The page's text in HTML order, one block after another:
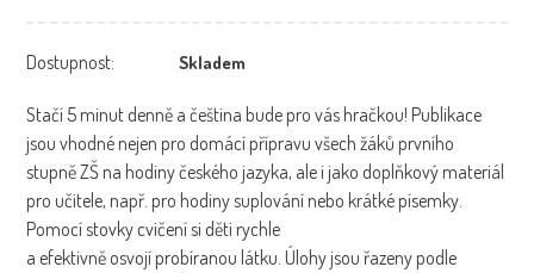
Dostupnost: Skladem
Stačí 5 minut denně a čeština bude pro vás hračkou! Publikace
jsou vhodné nejen pro domácí přípravu všech žáků prvního
stupně ZŠ na hodiny českého jazyka, ale i jako doplňkový materiál
pro učitele, např. pro hodiny suplování nebo krátké písemky.
Pomocí stovky cvičení si děti rychle
a efektivně osvojí probíranou látku. Úlohy jsou řazeny podle